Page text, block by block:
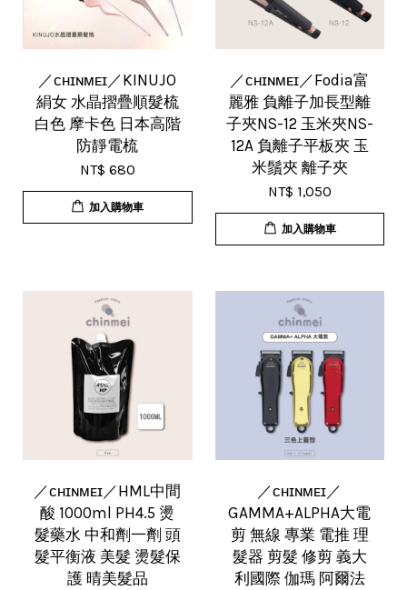
／ᴄʜɪɴᴍᴇɪ／KINUJO
絹女 水晶摺疊順髮梳
白色 摩卡色 日本高階
防靜電梳
NT$ 680
加入購物車
／ᴄʜɪɴᴍᴇɪ／Fodia富
麗雅 負離子加長型離
子夾NS-12 玉米夾NS-
12A 負離子平板夾 玉
米鬚夾 離子夾
NT$ 1,050
加入購物車
／ᴄʜɪɴᴍᴇɪ／HML中間
酸 1000ml PH4.5 燙
髮藥水 中和劑一劑 頭
髮平衡液 美髮 燙髮保
護 晴美髮品
／ᴄʜɪɴᴍᴇɪ／
GAMMA+ALPHA大電
剪 無線 專業 電推 理
髮器 剪髮 修剪 義大
利國際 伽瑪 阿爾法